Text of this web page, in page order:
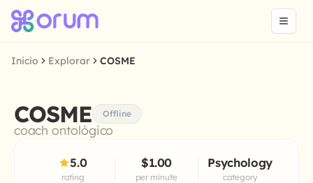
Inicio Explorar COSME
COSME Offline
coach ontológico
5.0
rating
$1.00
per minute
Psychology
category